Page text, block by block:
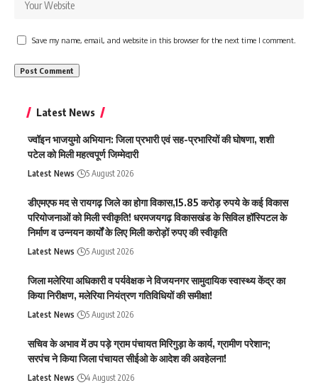
Save my name, email, and website in this browser for the next time I comment.
Latest News
ज्वॉइन भाजयुमो अभियान: जिला प्रभारी एवं सह-प्रभारियों की घोषणा, शशी
पटेल को मिली महत्वपूर्ण जिम्मेदारी
Latest News 5 August 2026
डीएमएफ मद से रायगढ़ जिले का होगा विकास,15.85 करोड़ रुपये के कई विकास
परियोजनाओं को मिली स्वीकृति! धरमजयगढ़ विकासखंड के सिविल हॉस्पिटल के
निर्माण व उन्नयन कार्यों के लिए मिली करोड़ों रुपए की स्वीकृति
Latest News 5 August 2026
जिला मलेरिया अधिकारी व पर्यवेक्षक ने विजयनगर सामुदायिक स्वास्थ्य केंद्र का
किया निरीक्षण, मलेरिया नियंत्रण गतिविधियों की समीक्षा!
Latest News 5 August 2026
सचिव के अभाव में ठप पड़े ग्राम पंचायत मिरिगुड़ा के कार्य, ग्रामीण परेशान;
सरपंच ने किया जिला पंचायत सीईओ के आदेश की अवहेलना!
Latest News 4 August 2026